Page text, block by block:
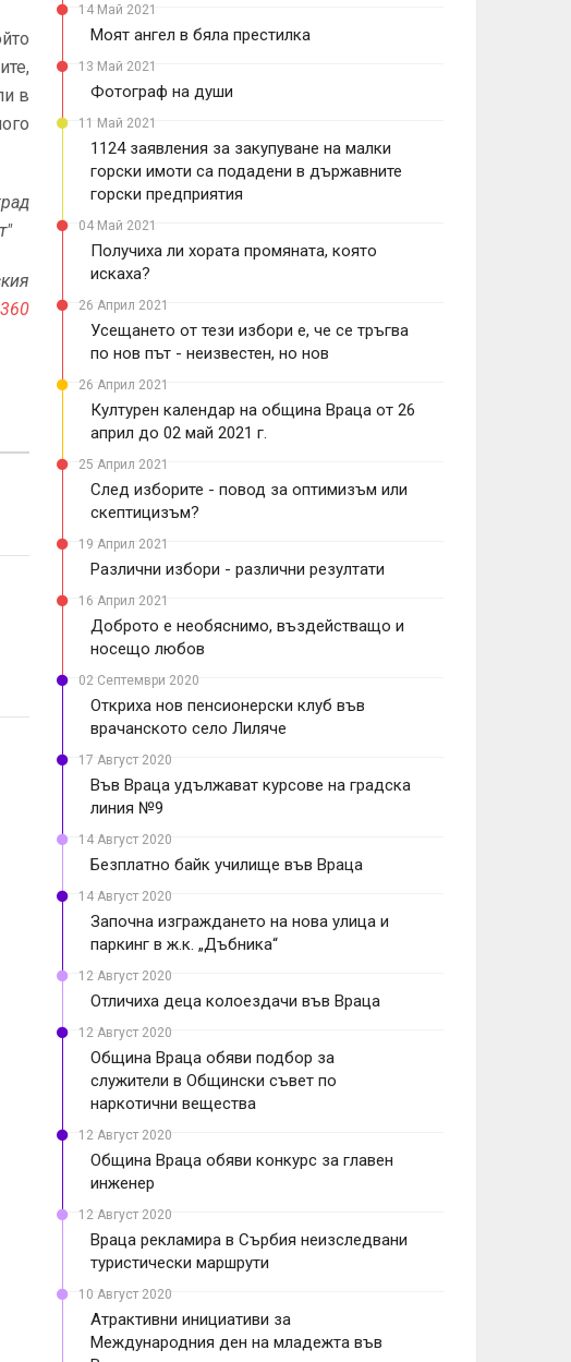
в
360
14 Май 2021
Моят ангел в бяла престилка
13 Май 2021
Фотограф на души
11 Май 2021
1124 заявления за закупуване на малки
горски имоти са подадени в държавните
горски предприятия
04 Май 2021
Получиха ли хората промяната, която
искаха?
26 Април 2021
Усещането от тези избори е, че се тръгва
по нов път - неизвестен, но нов
26 Април 2021
Културен календар на община Враца от 26
април до 02 май 2021 г.
25 Април 2021
След изборите - повод за оптимизъм или
скептицизъм?
19 Април 2021
Различни избори - различни резултати
16 Април 2021
Доброто е необяснимо, въздействащо и
носещо любов
02 Септември 2020
Откриха нов пенсионерски клуб във
врачанското село Лиляче
17 Август 2020
Във Враца удължават курсове на градска
линия №9
14 Август 2020
Безплатно байк училище във Враца
14 Август 2020
Започна изграждането на нова улица и
паркинг в ж.к. „Дъбника“
12 Август 2020
Отличиха деца колоездачи във Враца
12 Август 2020
Община Враца обяви подбор за
служители в Общински съвет по
наркотични вещества
12 Август 2020
Община Враца обяви конкурс за главен
инженер
12 Август 2020
Враца рекламира в Сърбия неизследвани
туристически маршрути
10 Август 2020
Атрактивни инициативи за
Международния ден на младежта във